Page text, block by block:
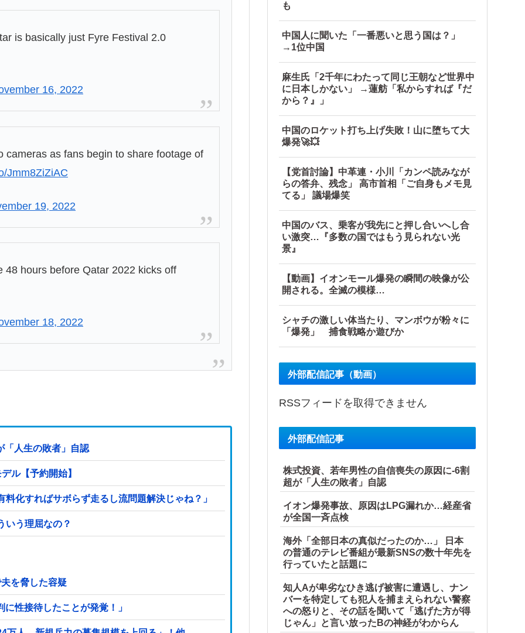
is basically just Fyre Festival 2.0
16, 2022
as fans begin to share footage of
Jmm8ZiZiAC
19, 2022
hours before Qatar 2022 kicks off
18, 2022
「人生の敗者」自認
ル【予約開始】
化すればサボらず走るし流問題解決じゃね？」
いう理屈なの？
を脅した容疑
性接待したことが発覚！」
も
中国人に聞いた「一番悪いと思う国は？」
→1位中国
麻生氏「2千年にわたって同じ王朝など世界中
に日本しかない」 →蓮舫「私からすれば『だ
から？』」
中国のロケット打ち上げ失敗！山に堕ちて大
爆発🚀💥
【党首討論】中革連・小川「カンペ読みなが
らの答弁、残念」 高市首相「ご自身もメモ見
てる」 議場爆笑
中国のバス、乗客が我先にと押し合いへし合
い激突…『多数の国ではもう見られない光
景』
【動画】イオンモール爆発の瞬間の映像が公
開される。全滅の模様…
シャチの激しい体当たり、マンボウが粉々に
「爆発」 捕食戦略か遊びか
外部配信記事（動画）
RSSフィードを取得できません
外部配信記事
株式投資、若年男性の自信喪失の原因に-6割
超が「人生の敗者」自認
イオン爆発事故、原因はLPG漏れか…経産省
が全国一斉点検
海外「全部日本の真似だったのか…」 日本
の普通のテレビ番組が最新SNSの数十年先を
行っていたと話題に
知人Aが卑劣なひき逃げ被害に遭遇し、ナン
バーを特定しても犯人を捕まえられない警察
への怒りと、その話を聞いて「逃げた方が得
じゃん」と言い放ったBの神経がわからん